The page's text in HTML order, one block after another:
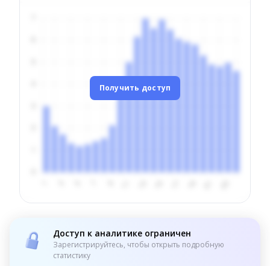
Получить доступ
Доступ к аналитике ограничен
Зарегистрируйтесь, чтобы открыть подробную
статистику